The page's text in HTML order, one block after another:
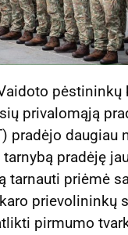
pėstininkų
privalomąją
pradėjo daugiau
pradėję
tarnauti priėmė
prievolininkų
pirmumo